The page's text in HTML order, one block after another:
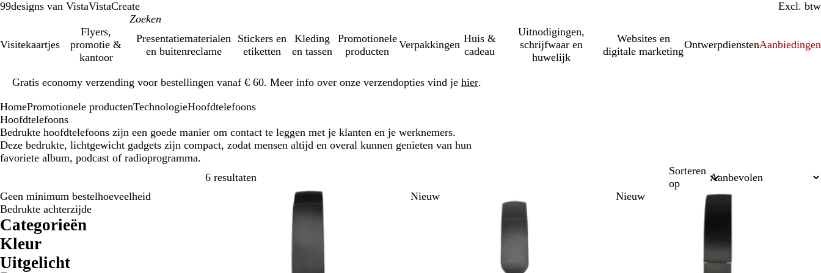
99designs van VistaVistaCreate Incl. btw
Excl. btw
Visitekaartjes
Flyers,
promotie &
kantoor
Presentatiematerialen
en buitenreclame
Stickers en
etiketten
Kleding
en tassen
Promotionele
producten
Verpakkingen
Huis &
cadeau
Uitnodigingen,
schrijfwaar en
huwelijk
Websites en
digitale marketing
OntwerpdienstenAanbiedingen
Gratis economy verzending voor bestellingen vanaf € 60. Meer info over onze verzendopties vind je hier.
1
HomePromotionele productenTechnologieHoofdtelefoons
Hoofdtelefoons
Bedrukte hoofdtelefoons zijn een goede manier om contact te leggen met je klanten en je werknemers.
Deze bedrukte, lichtgewicht gadgets zijn compact, zodat mensen altijd en overal kunnen genieten van hun
favoriete album, podcast of radioprogramma.
6 resultaten
Sorteren
op
Geen minimum bestelhoeveelheid
Bedrukte achterzijde
Categorieën
Kleur
G
W
Z
Uitgelicht
Nieuw Nieuw